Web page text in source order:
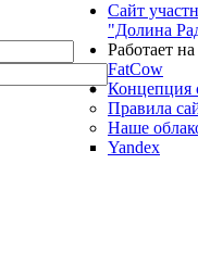
Сайт
"Долина
Работает на
FatCow
Концепция
Правила
Наше
Yandex